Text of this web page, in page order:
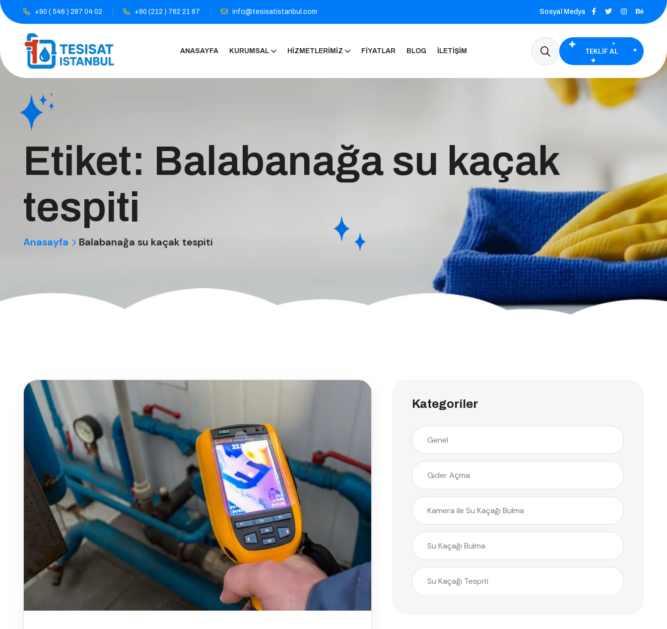
+90 ( 546 ) 287 04 02 +90 (212 ) 762 21 67 info@tesisatistanbul.com Sosyal Medya
ANASAYFA KURUMSAL HIZMETLERIMIZ FIYATLAR BLOG İLETIŞIM TEKLIF AL
Etiket: Balabanağa su kaçak
tespiti
Anasayfa Balabanağa su kaçak tespiti
Kategoriler
Genel
Gider Açma
Kamera ile Su Kaçağı Bulma
Su Kaçağı Bulma
Su Kaçağı Tespiti